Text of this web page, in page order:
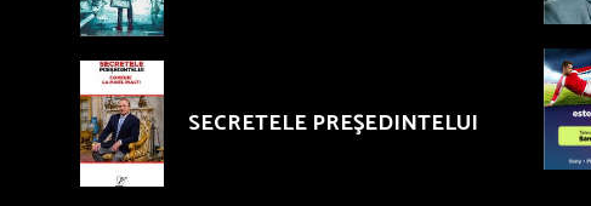
SECRETELE PREŞEDINTELUI